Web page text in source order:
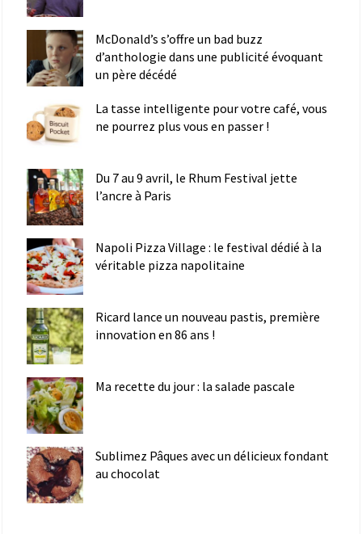
McDonald’s s’offre un bad buzz
d’anthologie dans une publicité évoquant
un père décédé
La tasse intelligente pour votre café, vous
ne pourrez plus vous en passer !
Du 7 au 9 avril, le Rhum Festival jette
l’ancre à Paris
Napoli Pizza Village : le festival dédié à la
véritable pizza napolitaine
Ricard lance un nouveau pastis, première
innovation en 86 ans !
Ma recette du jour : la salade pascale
Sublimez Pâques avec un délicieux fondant
au chocolat